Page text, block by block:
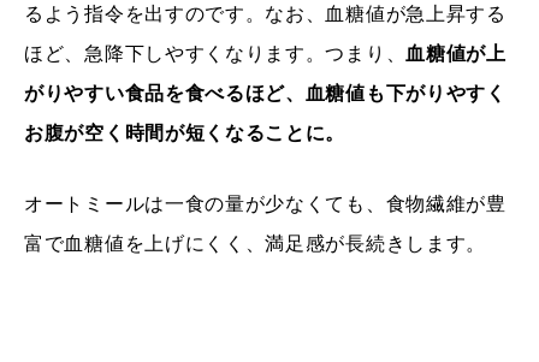
るよう指令を出すのです。なお、血糖値が急上昇する
ほど、急降下しやすくなります。つまり、 血糖値が上
がりやすい食品を食べるほど、血糖値も下がりやすく
お腹が空く時間が短くなることに。
オートミールは一食の量が少なくても、食物繊維が豊
富で血糖値を上げにくく、満足感が長続きします。